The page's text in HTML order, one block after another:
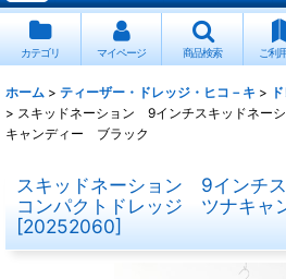
カテゴリ マイページ 商品検索 ご利
ホーム > ティーザー・ドレッジ・ヒコ－キ >
> スキッドネーション 9インチスキッドネ
キャンディー ブラック
スキッドネーション 9インチ
コンパクトドレッジ ツナキャ
[20252060]